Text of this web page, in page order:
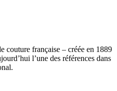
couture française – créée en 1889
l’une des références dans